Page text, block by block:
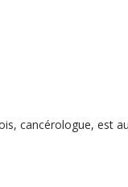
cancérologue, est